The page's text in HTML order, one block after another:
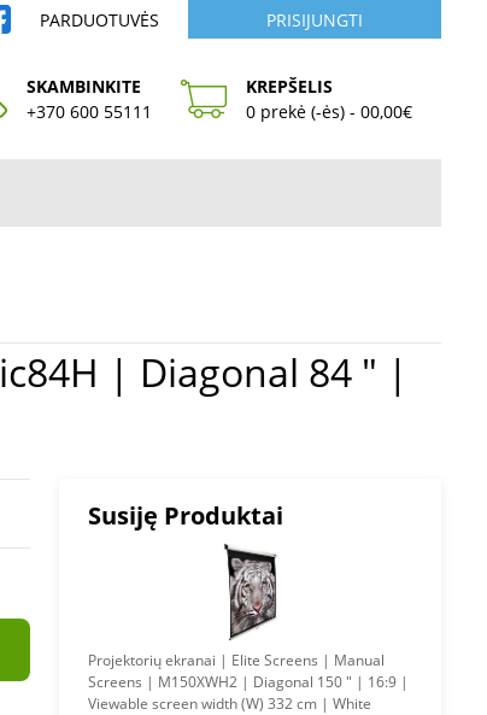
PARDUOTUVĖS PRISIJUNGTI
SKAMBINKITE
+370 600 55111
KREPŠELIS
0 prekė (-ės) - 00,00€
Susiję Produktai
Projektorių ekranai | Elite Screens | Manual
Screens | M150XWH2 | Diagonal 150 " | 16:9 |
Viewable screen width (W) 332 cm | White